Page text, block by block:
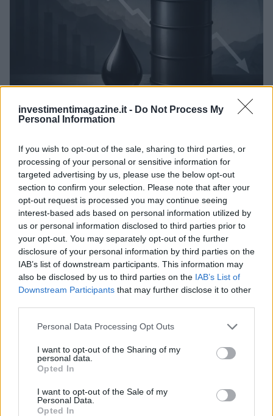
investimentimagazine.it - Do Not Process My
Personal Information
If you wish to opt-out of the sale, sharing to third parties, or
processing of your personal or sensitive information for
targeted advertising by us, please use the below opt-out
section to confirm your selection. Please note that after your
opt-out request is processed you may continue seeing
interest-based ads based on personal information utilized by
us or personal information disclosed to third parties prior to
your opt-out. You may separately opt-out of the further
disclosure of your personal information by third parties on the
IAB’s list of downstream participants. This information may
also be disclosed by us to third parties on the IAB’s List of
Downstream Participants that may further disclose it to other
Please note that this website/app uses one or more Google
not limited to your visit or usage behaviour. You may click to
grant or deny consent to Google and its third-party tags to
use your data for below specified purposes in below Google
consent section.
Personal Data Processing Opt Outs
I want to opt-out of the Sharing of my
personal data.
Opted In
I want to opt-out of the Sale of my
Personal Data.
Opted In
Petrolio in calo: Brent a 91,82$, ribassi a due cifre per greggio
Andrea Innocenti · 5 Ago 2026
NEWS
La macchina usata più affidabile: un investimento che esige
ponderazione
Redazione · 5 Ago 2026